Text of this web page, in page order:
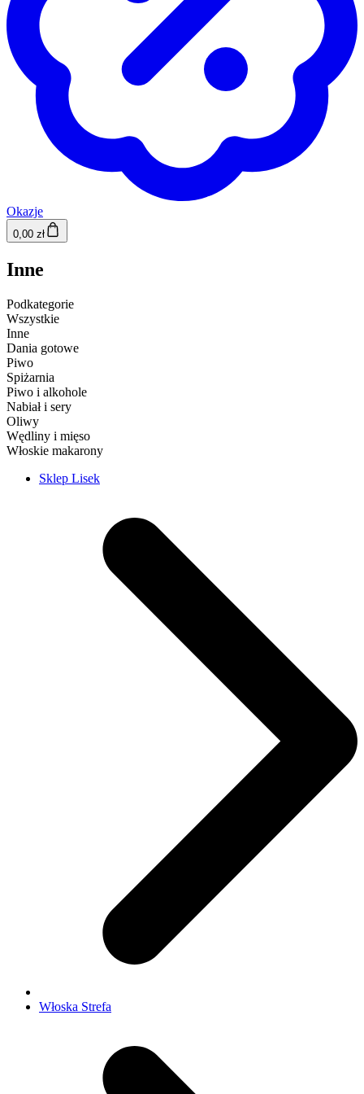
Okazje
0,00 zł
Inne
Podkategorie
Wszystkie
Inne
Dania gotowe
Piwo
Spiżarnia
Piwo i alkohole
Nabiał i sery
Oliwy
Wędliny i mięso
Włoskie makarony
Sklep Lisek
Włoska Strefa